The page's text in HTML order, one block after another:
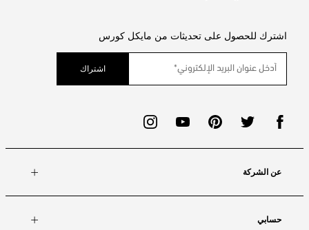
اشترك للحصول على تحديثات من مايكل كورس
اشتراك
عن الشركة
حسابي